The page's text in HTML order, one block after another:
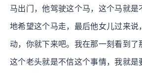
马出门，他驾驶这个马，这个马就是
地希望这个马走，最后他女儿过来说
动，你就下来吧。我在那一刻看到了
这个老头就是不信这个事情，我就是